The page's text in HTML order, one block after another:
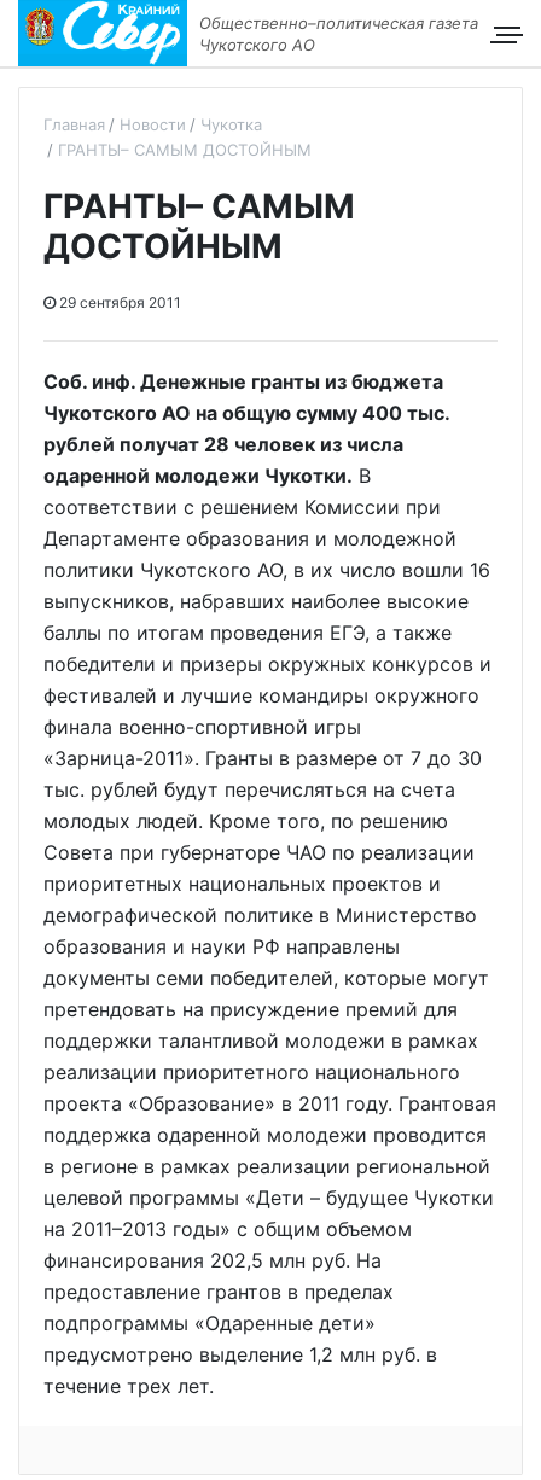
Общественно–политическая газета
Чукотского АО
Главная Новости
Чукотка
ГРАНТЫ– САМЫМ ДОСТОЙНЫМ
ГРАНТЫ– САМЫМ
ДОСТОЙНЫМ
29 сентября 2011
Соб. инф. Денежные гранты из бюджета
Чукотского АО на общую сумму 400 тыс.
рублей получат 28 человек из числа
одаренной молодежи Чукотки. В
соответствии с решением Комиссии при
Департаменте образования и молодежной
политики Чукотского АО, в их число вошли 16
выпускников, набравших наиболее высокие
баллы по итогам проведения ЕГЭ, а также
победители и призеры окружных конкурсов и
фестивалей и лучшие командиры окружного
финала военно-спортивной игры
«Зарница-2011». Гранты в размере от 7 до 30
тыс. рублей будут перечисляться на счета
молодых людей. Кроме того, по решению
Совета при губернаторе ЧАО по реализации
приоритетных национальных проектов и
демографической политике в Министерство
образования и науки РФ направлены
документы семи победителей, которые могут
претендовать на присуждение премий для
поддержки талантливой молодежи в рамках
реализации приоритетного национального
проекта «Образование» в 2011 году. Грантовая
поддержка одаренной молодежи проводится
в регионе в рамках реализации региональной
целевой программы «Дети – будущее Чукотки
на 2011–2013 годы» с общим объемом
финансирования 202,5 млн руб. На
предоставление грантов в пределах
подпрограммы «Одаренные дети»
предусмотрено выделение 1,2 млн руб. в
течение трех лет.